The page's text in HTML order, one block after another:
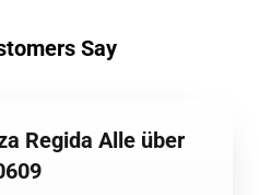
Say
Regida Alle über